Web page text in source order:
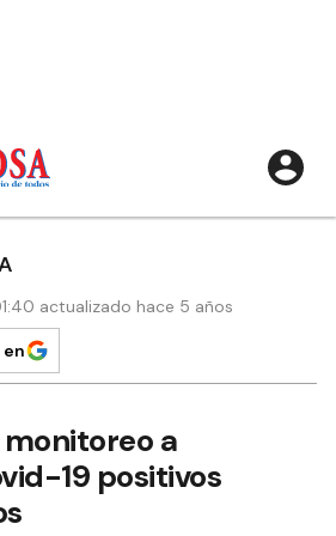
actualizado hace 5 años
a
19 positivos